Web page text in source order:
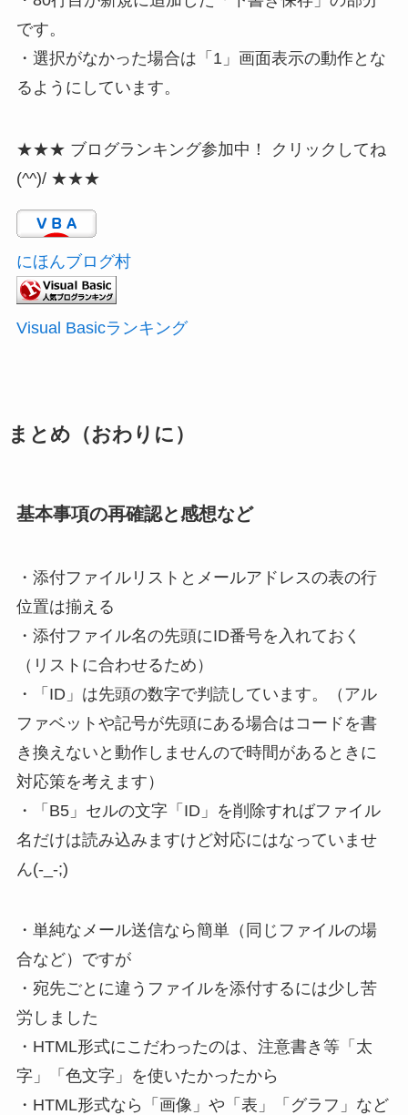
です。
・選択がなかった場合は「1」画面表示の動作とな
るようにしています。
★★★ ブログランキング参加中！ クリックしてね
(^^)/ ★★★
にほんブログ村
Visual Basicランキング
まとめ （おわりに）
基本事項の再確認と感想など
・添付ファイルリストとメールアドレスの表の行
位置は揃える
・添付ファイル名の先頭にID番号を入れておく
（リストに合わせるため）
・
「ID」は先頭の数字で判読しています。（アル
ファベットや記号が先頭にある場合はコードを書
き換えないと動作しませんので時間があるときに
対応策を考えます）
・「B5」セルの文字「ID」を削除すればファイル
名だけは読み込みますけど対応にはなっていませ
ん(-_-;)
・単純なメール送信なら簡単（同じファイルの場
合など）ですが
・宛先ごとに違うファイルを添付するには少し苦
労しました
・HTML形式にこだわったのは、注意書き等「太
字」「色文字」を使いたかったから
・HTML形式なら「画像」や「表」「グラフ」など